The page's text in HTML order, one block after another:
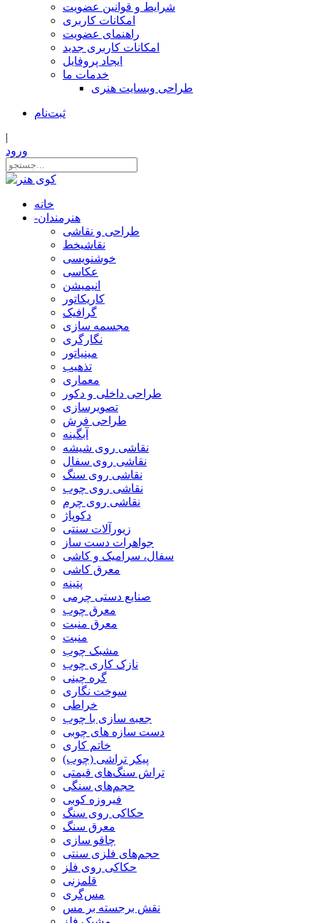
شرایط و قوانین عضویت
امکانات کاربری
راهنمای عضویت
امکانات کاربری جدید
ایجاد پروفایل
خدمات ما
طراحی وبسایت هنری
ثبت‌نام
|
ورود
خانه
-هنرمندان
طراحی و نقاشی
نقاشیخط
خوشنویسی
عکاسی
انیمیشن
کاریکاتور
گرافیک
مجسمه سازی
نگارگری
مینیاتور
تذهیب
معماری
طراحی داخلی و دکور
تصویرسازی
طراحی فرش
آبگینه
نقاشی روی شیشه
نقاشی روی سفال
نقاشی روی سنگ
نقاشی روی چوب
نقاشی روی چرم
دکوپاژ
زیورآلات سنتی
جواهرات دست ساز
سفال، سرامیک و کاشی
معرق کاشی
پتینه
صنایع دستی چرمی
معرق چوب
معرق منبت
منبت
مشبک چوب
نازک کاری چوب
گره چینی
سوخت نگاری
خراطی
جعبه سازی با چوب
دست سازه های چوبی
خاتم کاری
پیکر تراشی (چوب)
تراش سنگ‌های قیمتی
حجم‌های سنگی
فیروزه کوبی
حکاکی روی سنگ
معرق سنگ
چاقو سازی
حجم‌های فلزی سنتی
حکاکی روی فلز
قلمزنی
مس‌گری
نقش برجسته بر مس